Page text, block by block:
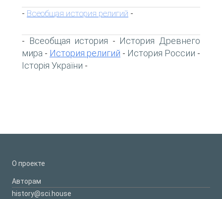
- Всеобщая история религий -
- Всеобщая история - История Древнего
мира - История религий - История России -
Історія України -
О проекте
Авторам
history@sci.house